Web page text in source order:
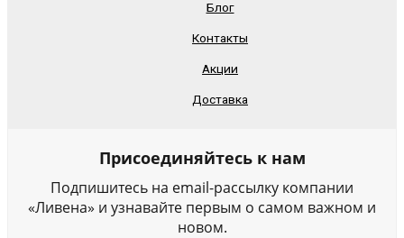
Блог
Контакты
Акции
Доставка
Присоединяйтесь к нам
Подпишитесь на email-рассылку компании
«Ливена» и узнавайте первым о самом важном и
новом.